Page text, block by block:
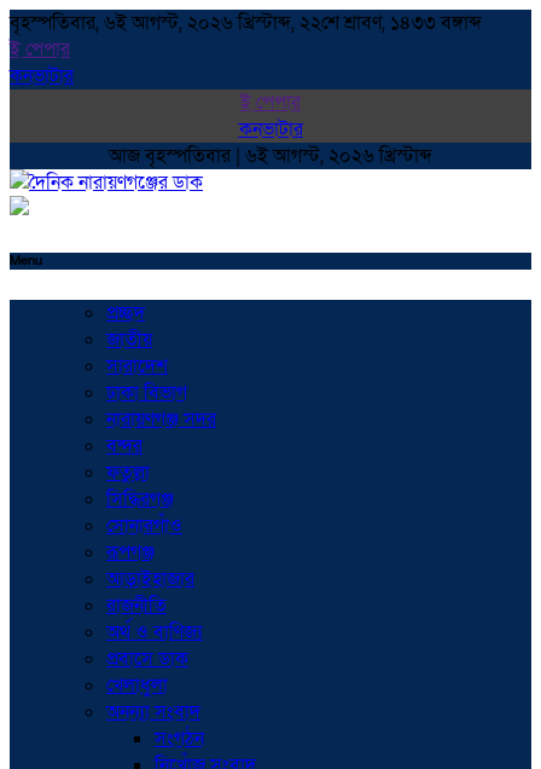
বৃহস্পতিবার, ৬ই আগস্ট, ২০২৬ খ্রিস্টাব্দ, ২২শে শ্রাবণ, ১৪৩৩ বঙ্গাব্দ
ই পেপার
কনভাটার
ই পেপার
কনভাটার
আজ বৃহস্পতিবার | ৬ই আগস্ট, ২০২৬ খ্রিস্টাব্দ
Menu
প্রচ্ছদ
জাতীয়
সারাদেশ
ঢাকা বিভাগ
নারায়ণগঞ্জ সদর
বন্দর
ফতুল্লা
সিদ্ধিরগঞ্জ
সোনারগাঁও
রূপগঞ্জ
আড়াইহাজার
রাজনীতি
অর্থ ও বাণিজ্য
প্রবাসে ডাক
খেলাধুলা
অনন্যা সংবাদ
সংগঠন